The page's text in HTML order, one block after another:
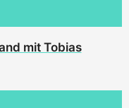
mit Tobias